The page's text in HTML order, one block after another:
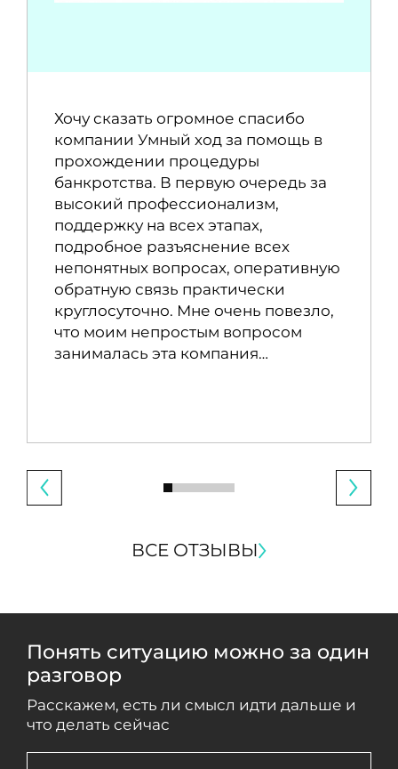
Хочу сказать огромное спасибо
компании Умный ход за помощь в
прохождении процедуры
банкротства. В первую очередь за
высокий профессионализм,
поддержку на всех этапах,
подробное разъяснение всех
непонятных вопросах, оперативную
обратную связь практически
круглосуточно. Мне очень повезло,
что моим непростым вопросом
занималась эта компания…
ВСЕ ОТЗЫВЫ
Понять ситуацию можно за один
разговор
Расскажем, есть ли смысл идти дальше и
что делать сейчас